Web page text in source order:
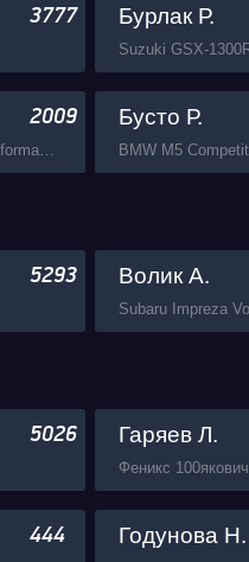
3777 Бурлак Р.
Suzuki GSX-
2009
BMW M5 Ramon Performance ANAKONDA
Бусто Р.
5293 Волик А.
Subaru Impreza
5026 Гаряев Л.
Феникс 100якович
444 Годунова Н.